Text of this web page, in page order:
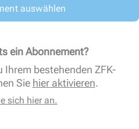
auswählen
ein Abonnement?
Ihrem bestehenden ZFK-
Sie hier aktivieren.
sich hier an.